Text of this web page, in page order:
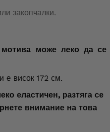
закопчалки.
мотива може леко да се
е висок 172 см.
еластичен, разтяга се
внимание на това